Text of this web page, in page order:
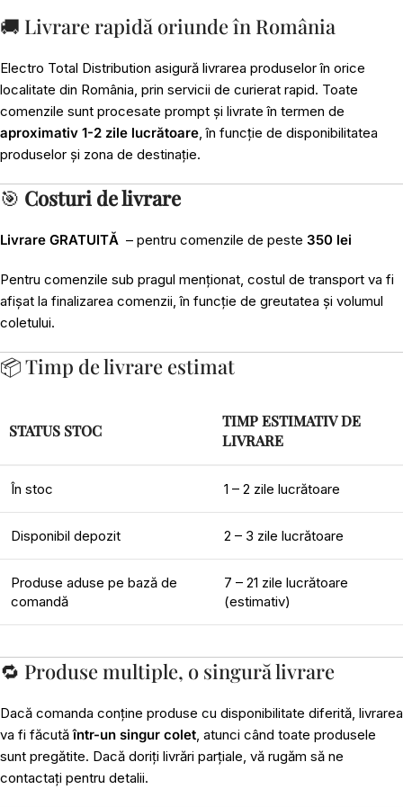
🚚 Livrare rapidă oriunde în România
Electro Total Distribution asigură livrarea produselor în orice
localitate din România, prin servicii de curierat rapid. Toate
comenzile sunt procesate prompt și livrate în termen de
aproximativ 1-2 zile lucrătoare, în funcție de disponibilitatea
produselor și zona de destinație.
🎯 Costuri de livrare
Livrare GRATUITĂ – pentru comenzile de peste 350 lei
Pentru comenzile sub pragul menționat, costul de transport va fi
afișat la finalizarea comenzii, în funcție de greutatea și volumul
coletului.
📦 Timp de livrare estimat
STATUS STOC
TIMP ESTIMATIV DE
LIVRARE
În stoc 1 – 2 zile lucrătoare
Disponibil depozit 2 – 3 zile lucrătoare
Produse aduse pe bază de
comandă
7 – 21 zile lucrătoare
(estimativ)
🔁 Produse multiple, o singură livrare
Dacă comanda conține produse cu disponibilitate diferită, livrarea
va fi făcutăîntr-un singur colet, atunci când toate produsele
sunt pregătite. Dacă doriți livrări parțiale, vă rugăm să ne
contactați pentru detalii.